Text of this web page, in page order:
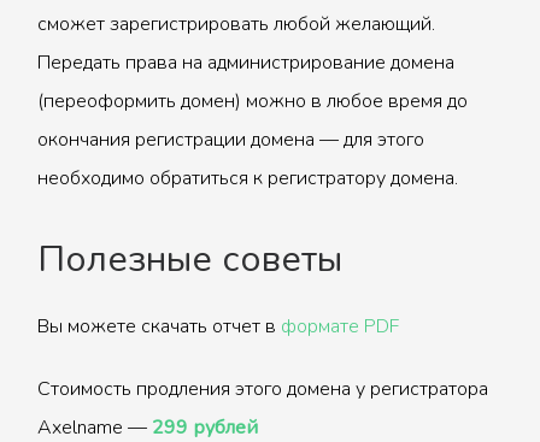
сможет зарегистрировать любой желающий.
Передать права на администрирование домена
(переоформить домен) можно в любое время до
окончания регистрации домена — для этого
необходимо обратиться к регистратору домена.
Полезные советы
Вы можете скачать отчет в формате PDF
Стоимость продления этого домена у регистратора
Axelname — 299 рублей